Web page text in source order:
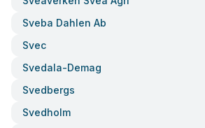
Sveba Dahlen Ab
Svec
Svedala-Demag
Svedbergs
Svedholm